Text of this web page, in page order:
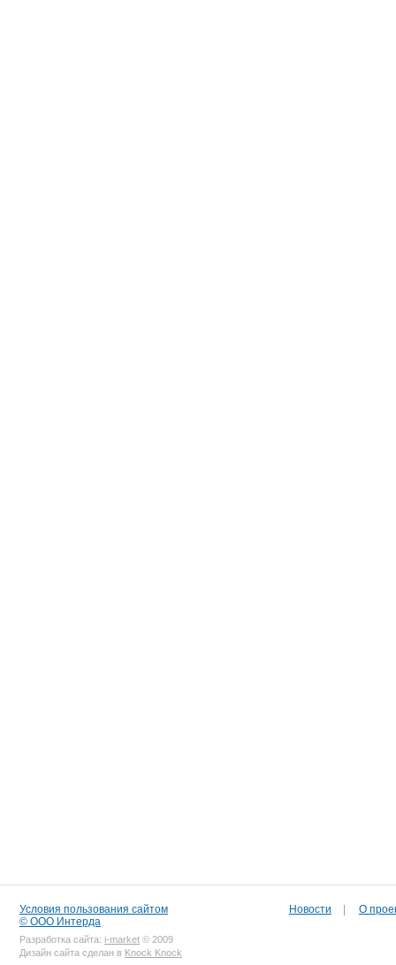
Условия пользования сайтом
© ООО Интерда
Разработка сайта: i-market © 2009
Дизайн сайта сделан в Knock Knock
Новости О